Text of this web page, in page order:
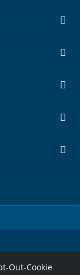
Out-Cookie